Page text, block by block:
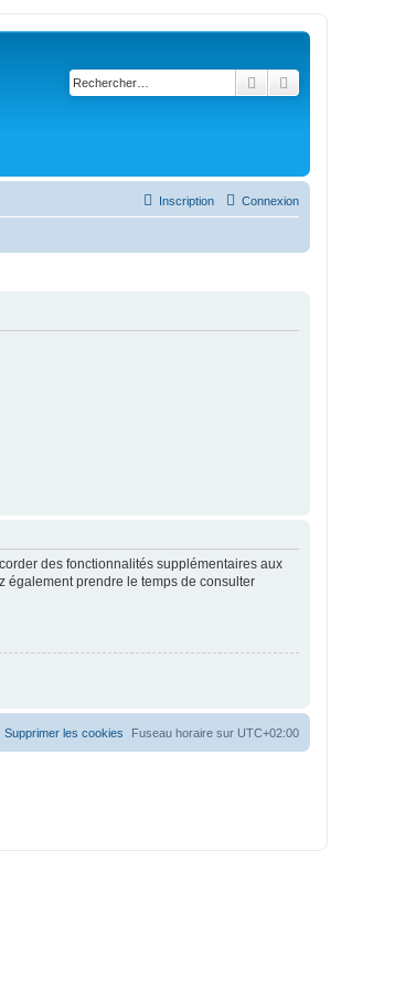
Rechercher
Connexion
Inscription
des fonctionnalités supplémentaires aux
également prendre le temps de consulter
Fuseau horaire sur UTC+02:00
Supprimer les cookies